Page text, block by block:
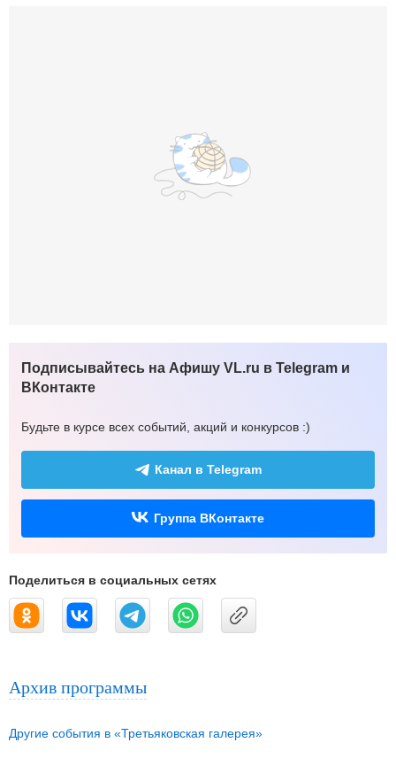
Подписывайтесь на Афишу VL.ru в Telegram и
ВКонтакте
Будьте в курсе всех событий, акций и конкурсов :)
Канал в Telegram
Группа ВКонтакте
Поделиться в социальных сетях
Архив программы
Другие события в «Третьяковская галерея»